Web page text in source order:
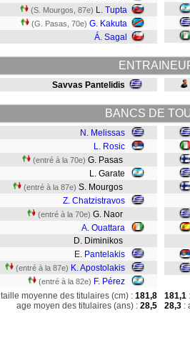
(S. Mourgos, 87e) L. Tupta
(G. Pasas, 70e) G. Kakuta
Á. Sagal
Savvas Pantelidis
BANCS DE
N. Melissas
L. Rosic
(entré à la 70e) G. Pasas
L. Garate
(entré à la 87e) S. Mourgos
Z. Chatzistravos
(entré à la 70e) G. Naor
A. Ouattara
D. Diminikos
E. Pantelakis
(entré à la 87e) K. Apostolakis
(entré à la 82e) F. Pérez
taille moyenne des titulaires (cm) : 181,8
age moyen des titulaires (ans) : 28,5
181,1
28,3 :